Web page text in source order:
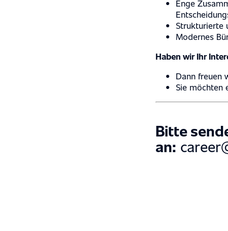
CAREER
LOCATIONS
Enge
Strukturierte
Modernes
Haben wir Ihr
Dann freuen
Sie möchten
Bitte
an: